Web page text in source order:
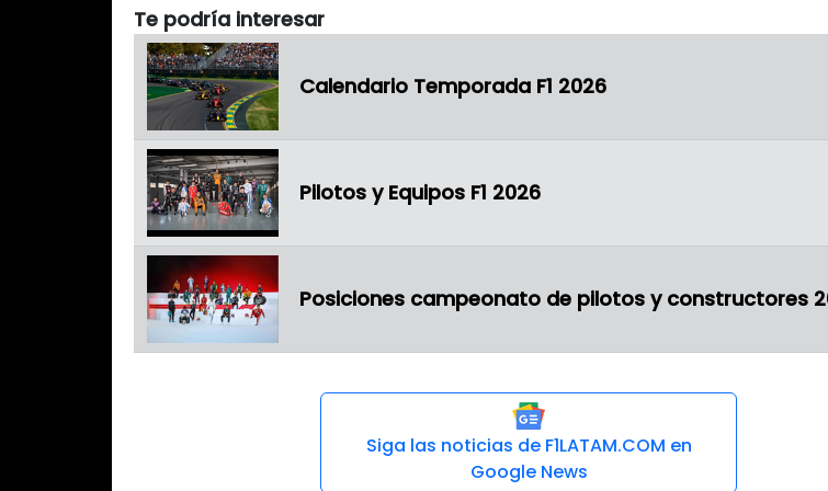
Te podría interesar
Calendario Temporada F1 2026
Pilotos y Equipos F1 2026
Posiciones campeonato de pilotos y constructores
Siga las noticias de F1LATAM.COM en
Google News